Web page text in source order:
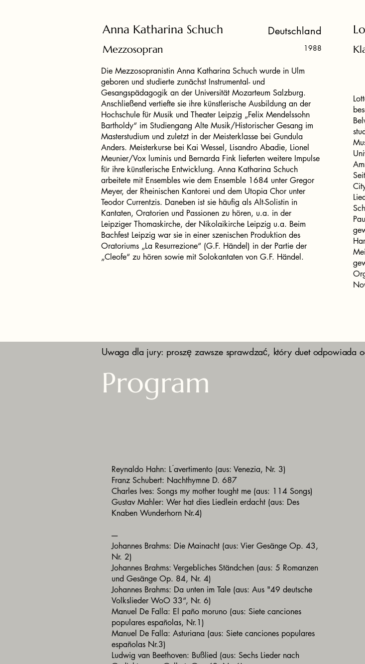
Anna Katharina Schuch Deutschland
Mezzosopran 1988
Die Mezzosopranistin Anna Katharina Schuch wurde in Ulm
geboren und studierte zunächst Instrumental- und
Gesangspädagogik an der Universität Mozarteum Salzburg.
Anschließend vertiefte sie ihre künstlerische Ausbildung an der
Hochschule für Musik und Theater Leipzig „Felix Mendelssohn
Bartholdy“ im Studiengang Alte Musik/Historischer Gesang im
Masterstudium und zuletzt in der Meisterklasse bei Gundula
Anders. Meisterkurse bei Kai Wessel, Lisandro Abadie, Lionel
Meunier/Vox luminis und Bernarda Fink lieferten weitere Impulse
für ihre künstlerische Entwicklung. Anna Katharina Schuch
arbeitete mit Ensembles wie dem Ensemble 1684 unter Gregor
Meyer, der Rheinischen Kantorei und dem Utopia Chor unter
Teodor Currentzis. Daneben ist sie häufig als Alt-Solistin in
Kantaten, Oratorien und Passionen zu hören, u.a. in der
Leipziger Thomaskirche, der Nikolaikirche Leipzig u.a. Beim
Bachfest Leipzig war sie in einer szenischen Produktion des
Oratoriums „La Resurrezione“ (G.F. Händel) in der Partie der
„Cleofe“ zu hören sowie mit Solokantaten von G.F. Händel.
Uwaga dla jury: proszę zawsze sprawdzać, który duet odpowiada
Program
Reynaldo Hahn: L ́avertimento (aus: Venezia, Nr. 3)
Franz Schubert: Nachthymne D. 687
Charles Ives: Songs my mother tought me (aus: 114 Songs)
Gustav Mahler: Wer hat dies Liedlein erdacht (aus: Des
Knaben Wunderhorn Nr.4)
----
Johannes Brahms: Die Mainacht (aus: Vier Gesänge Op. 43,
Nr. 2)
Johannes Brahms: Vergebliches Ständchen (aus: 5 Romanzen
und Gesänge Op. 84, Nr. 4)
Johannes Brahms: Da unten im Tale (aus: Aus "49 deutsche
Volkslieder WoO 33“, Nr. 6)
Manuel De Falla: El paño moruno (aus: Siete canciones
populares españolas, Nr.1)
Manuel De Falla: Asturiana (aus: Siete canciones populares
españolas Nr.3)
Ludwig van Beethoven: Bußlied (aus: Sechs Lieder nach